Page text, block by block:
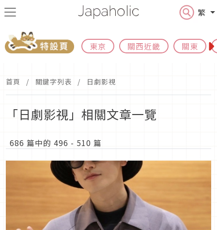
繁
東京 關西近畿 關東
首頁 關鍵字列表 日劇影視
「日劇影視」相關文章一覽
686 篇中的 496 - 510 篇